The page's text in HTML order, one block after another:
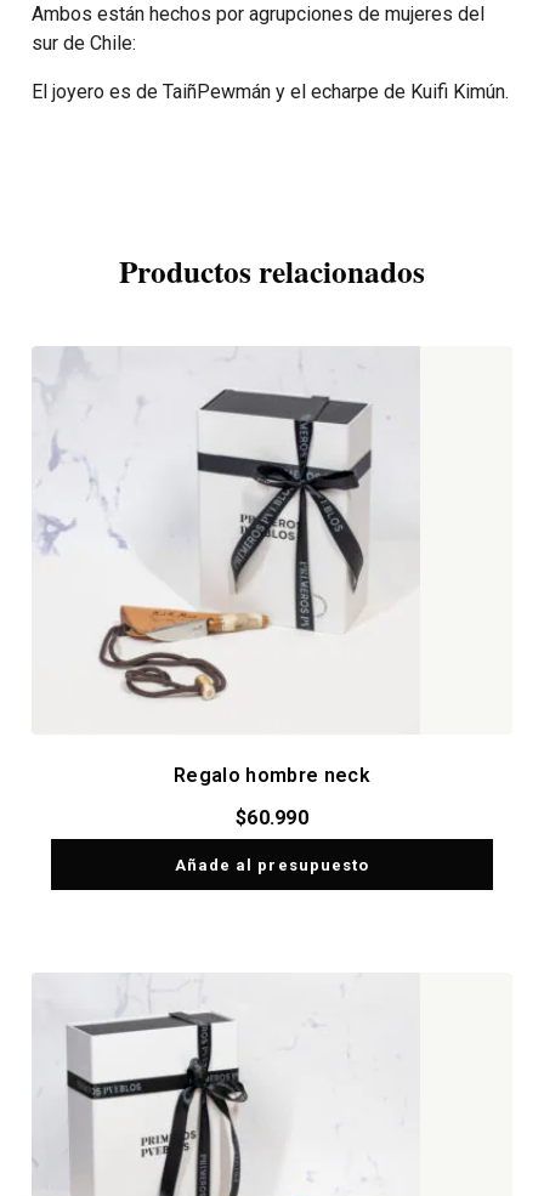
Ambos están hechos por agrupciones de mujeres del
sur de Chile:
El joyero es de TaiñPewmán y el echarpe de Kuifi Kimún.
Productos relacionados
Regalo hombre neck
$60.990
Añade al presupuesto